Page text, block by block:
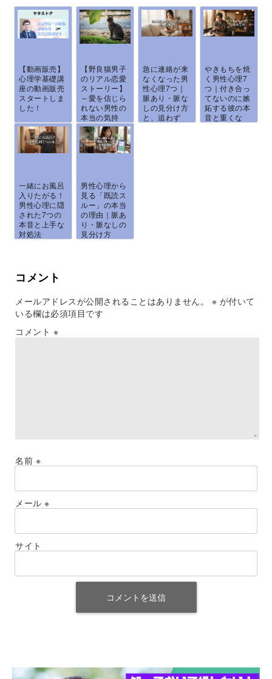
【動画販売】
心理学基礎講
座の動画販売
スタートしま
した！
【野良猫男子
のリアル恋愛
ストーリー】
～愛を信じら
れない男性の
本当の気持
ち...
急に連絡が来
なくなった男
性心理7つ｜
脈あり・脈な
しの見分け方
と、追わず
やきもちを焼
く男性心理7
つ｜付き合っ
てないのに嫉
妬する彼の本
音と重くな
一緒にお風呂
入りたがる！
男性心理に隠
された7つの
本音と上手な
対処法
男性心理から
見る「既読ス
ルー」の本当
の理由｜脈あ
り・脈なしの
見分け方
コメント
メールアドレスが公開されることはありません。 ※ が付いて
いる欄は必須項目です
コメント ※
名前 ※
メール ※
サイト